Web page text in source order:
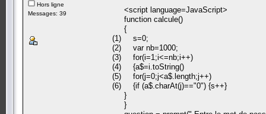
Hors ligne
Messages: 39
<script language=JavaScript>
function calcule()
{
(1) s=0;
(2) var nb=1000;
(3) for(i=1;i<=nb;i++)
(4) {a$=i.toString()
(5) for(j=0;j<a$.length;j++)
(6) {if (a$.charAt(j)=="0") {s++}
}
}